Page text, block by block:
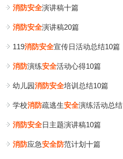
消防安全演讲稿十篇
消防安全演讲稿20篇
119消防安全宣传日活动总结10篇
消防演练安全活动心得10篇
幼儿园消防安全培训总结10篇
学校消防疏逃生安全演练活动总结10篇
消防安全日主题演讲稿10篇
消防应急安全防范计划十篇